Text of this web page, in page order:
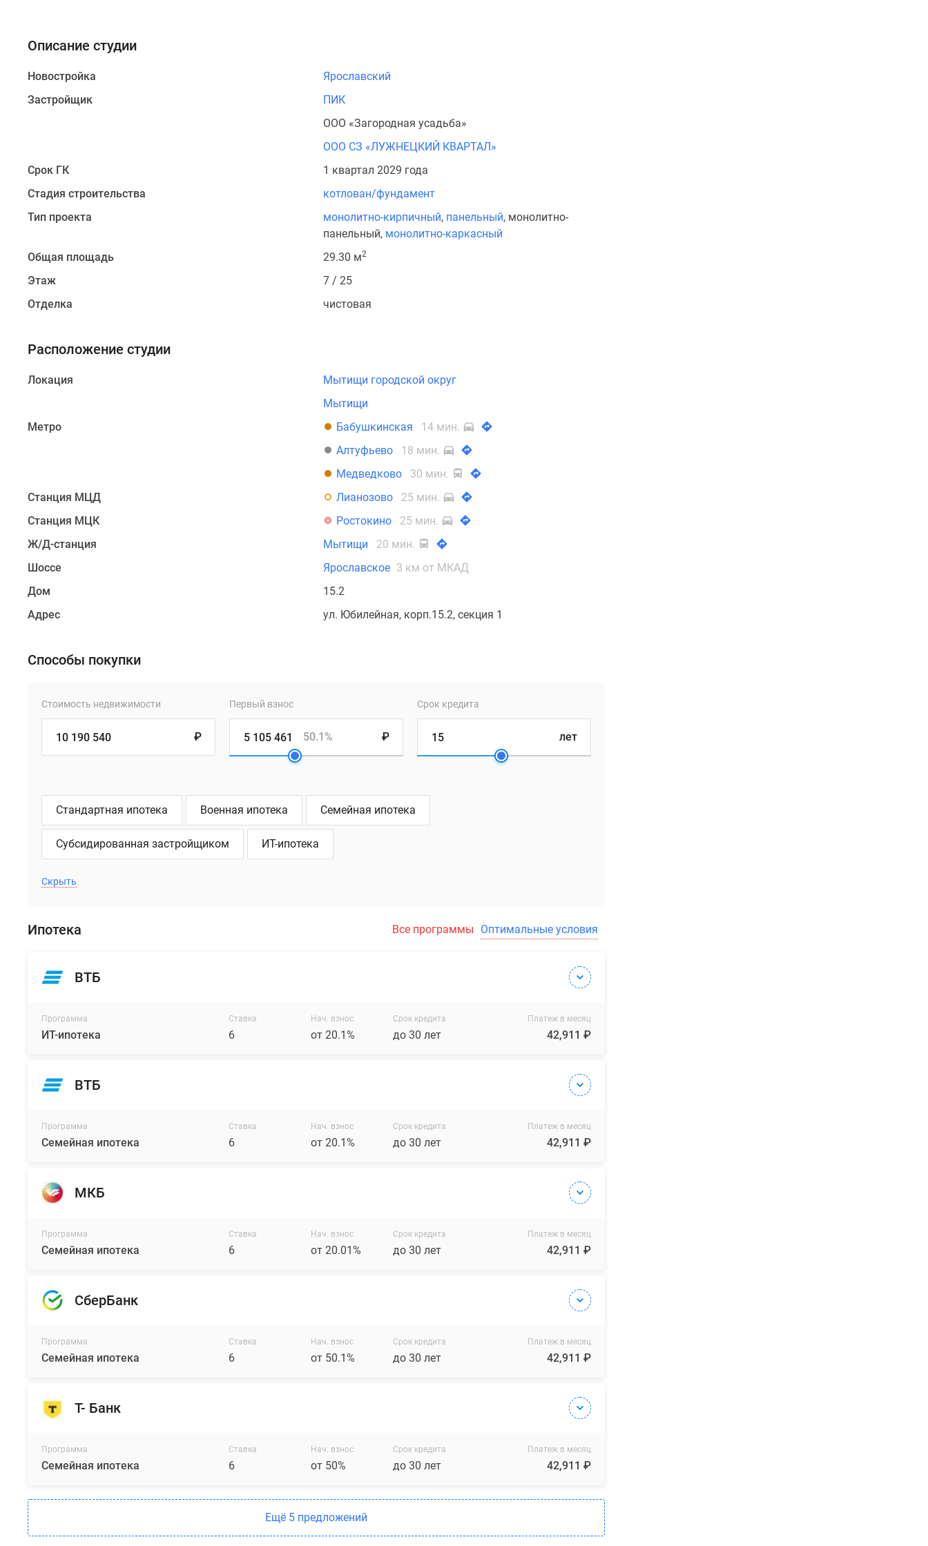
Описание студии
Новостройка
Ярославский
Застройщик
ПИК
ООО «Загородная усадьба»
ООО СЗ «ЛУЖНЕЦКИЙ КВАРТАЛ»
Срок ГК
1 квартал 2029 года
Стадия строительства
котлован/фундамент
Тип проекта
монолитно-кирпичный, панельный, монолитно-
панельный, монолитно-каркасный
Общая площадь
29.30 м2
Этаж
7 / 25
Отделка
чистовая
Расположение студии
Локация
Мытищи городской округ
Мытищи
Метро
Бабушкинская
14 мин.
Алтуфьево
18 мин.
Медведково
30 мин.
Станция МЦД
Лианозово
25 мин.
Станция МЦК
Ростокино
25 мин.
Ж/Д-станция
Мытищи
20 мин.
Шоссе
Ярославское 3 км от МКАД
Дом
15.2
Адрес
ул. Юбилейная, корп.15.2, секция 1
Способы покупки
Стоимость недвижимости
₽
Первый взнос
₽
50.1%
Срок кредита
лет
Стандартная ипотека Военная ипотека Семейная ипотека
Субсидированная застройщиком ИТ-ипотека
Скрыть
Ипотека Все программы Оптимальные условия
ВТБ
Программа
ИТ-ипотека
Ставка
6
Нач. взнос
от 20.1%
Срок кредита
до 30 лет
Платеж в месяц
42,911 ₽
ВТБ
Программа
Семейная ипотека
Ставка
6
Нач. взнос
от 20.1%
Срок кредита
до 30 лет
Платеж в месяц
42,911 ₽
МКБ
Программа
Семейная ипотека
Ставка
6
Нач. взнос
от 20.01%
Срок кредита
до 30 лет
Платеж в месяц
42,911 ₽
СберБанк
Программа
Семейная ипотека
Ставка
6
Нач. взнос
от 50.1%
Срок кредита
до 30 лет
Платеж в месяц
42,911 ₽
Т- Банк
Программа
Семейная ипотека
Ставка
6
Нач. взнос
от 50%
Срок кредита
до 30 лет
Платеж в месяц
42,911 ₽
Ещё 5 предложений